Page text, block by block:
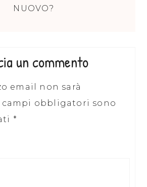
NUOVO?
un commento
email non sarà
I campi obbligatori sono
*